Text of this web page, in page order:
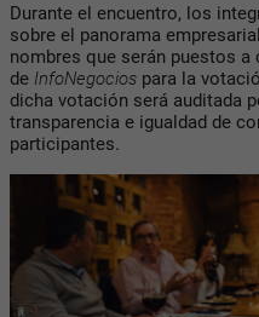
Durante el encuentro, los
sobre el panorama
nombres que serán puestos
de InfoNegocios para la
dicha votación será auditada
transparencia e igualdad de
participantes.